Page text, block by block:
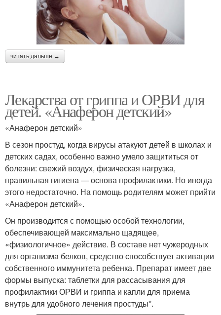
читать дальше →
Лекарства от гриппа и ОРВИ для
детей. «Анаферон детский»
«Анаферон детский»
В сезон простуд, когда вирусы атакуют детей в школах и
детских садах, особенно важно умело защититься от
болезни: свежий воздух, физическая нагрузка,
правильная гигиена — основа профилактики. Но иногда
этого недостаточно. На помощь родителям может прийти
«Анаферон детский».
Он производится с помощью особой технологии,
обеспечивающей максимально щадящее,
«физиологичное» действие. В составе нет чужеродных
для организма белков, средство способствует активации
собственного иммунитета ребенка. Препарат имеет две
формы выпуска: таблетки для рассасывания для
профилактики ОРВИ и гриппа и капли для приема
внутрь для удобного лечения простуды*.